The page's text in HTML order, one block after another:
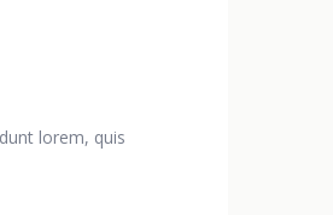
lorem, quis